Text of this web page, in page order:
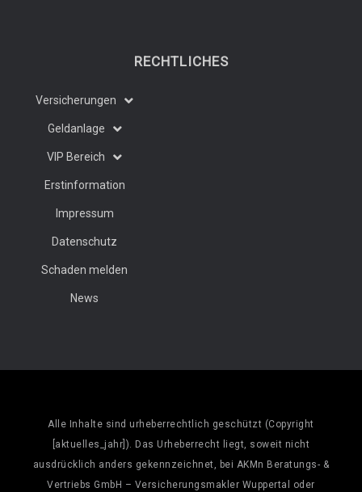
RECHTLICHES
Versicherungen
Geldanlage
VIP Bereich
Erstinformation
Impressum
Datenschutz
Schaden melden
News
Alle Inhalte sind urheberrechtlich geschützt (Copyright
[aktuelles_jahr]). Das Urheberrecht liegt, soweit nicht
ausdrücklich anders gekennzeichnet, bei AKMn Beratungs- &
Vertriebs GmbH – Versicherungsmakler Wuppertal oder